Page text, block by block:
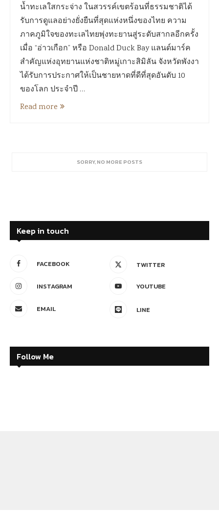
น้ำทะเลใสกระจ่าง ในสวรรค์เขตร้อนที่ธรรมชาติได้
รับการดูแลอย่างยั่งยืนที่สุดแห่งหนึ่งของไทย ความ
ภาคภูมิใจของทะเลไทยพุ่งทะยานสู่ระดับสากลอีกครั้ง
เมื่อ “อ่าวเกือก” หรือ Donald Duck Bay แลนด์มาร์ค
สำคัญแห่งอุทยานแห่งชาติหมู่เกาะสิมิลัน จังหวัดพังงา
ได้รับการประกาศให้เป็นชายหาดที่ดีที่สุดอันดับ 10
ของโลก ประจำปี …
Read more
SORRY, NO MORE POSTS
Keep in touch
FACEBOOK TWITTER
INSTAGRAM YOUTUBE
EMAIL LINE
Follow Me